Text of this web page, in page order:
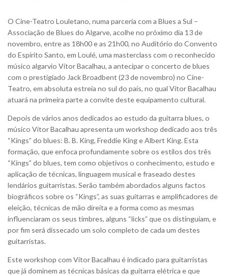
O Cine-Teatro Louletano, numa parceria com a Blues a Sul –
Associação de Blues do Algarve, acolhe no próximo dia 13 de
novembro, entre as 18h00 e as 21h00, no Auditório do Convento
do Espírito Santo, em Loulé, uma masterclass com o reconhecido
músico algarvio Vítor Bacalhau, a antecipar o concerto de blues
com o prestigiado Jack Broadbent (23 de novembro) no Cine-
Teatro, em absoluta estreia no sul do país, no qual Vítor Bacalhau
atuará na primeira parte a convite deste equipamento cultural.
Depois de vários anos dedicados ao estudo da guitarra blues, o
músico Vítor Bacalhau apresenta um workshop dedicado aos três
“Kings” do blues: B. B. King, Freddie King e Albert King. Esta
formação, que enfoca profundamente sobre os estilos dos três
“Kings” do blues, tem como objetivos o conhecimento, estudo e
aplicação de técnicas, linguagem musical e fraseado destes
lendários guitarristas. Serão também abordados alguns factos
biográficos sobre os “Kings”, as suas guitarras e amplificadores de
eleição, técnicas de mão direita e a forma como as mesmas
influenciaram os seus timbres, alguns “licks” que os distinguiam, e
por fim será dissecado um solo completo de cada um destes
guitarristas.
Este workshop com Vítor Bacalhau é indicado para guitarristas
que já dominem as técnicas básicas da guitarra elétrica e que